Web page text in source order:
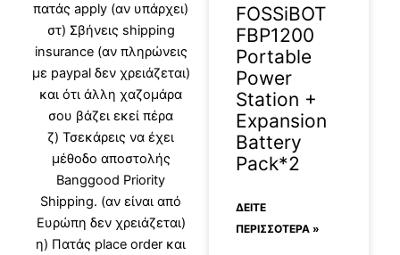
πατάς apply (αν υπάρχει)
στ) Σβήνεις shipping
insurance (αν πληρώνεις
με paypal δεν χρειάζεται)
και ότι άλλη χαζομάρα
σου βάζει εκεί πέρα
ζ) Τσεκάρεις να έχει
μέθοδο αποστολής
Banggood Priority
Shipping. (αν είναι από
Ευρώπη δεν χρειάζεται)
η) Πατάς place order και
FOSSiBOT
FBP1200
Portable
Power
Station +
Expansion
Battery
Pack*2
ΔΕΊΤΕ
ΠΕΡΙΣΣΟΤΕΡΑ »